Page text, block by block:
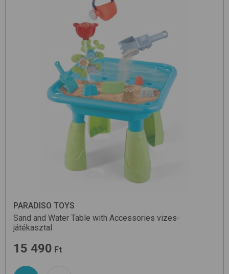
PARADISO TOYS
Sand and Water Table with Accessories vizes-
játékasztal
15 490 Ft